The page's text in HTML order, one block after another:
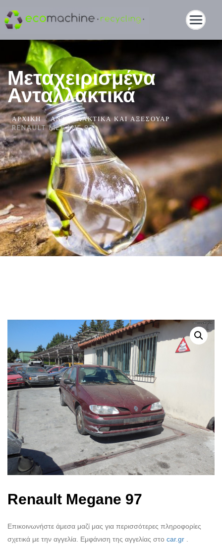
Μεταχειρισμένα
Ανταλλακτικά
ΑΡΧΙΚΉ
ΑΝΤΑΛΛΑΚΤΙΚΆ ΚΑΙ ΑΞΕΣΟΥΆΡ
RENAULT MEGANE 97
Renault Megane 97
Επικοινωνήστε άμεσα μαζί μας για περισσότερες πληροφορίες
σχετικά με την αγγελία. Εμφάνιση της αγγελίας στο car.gr .